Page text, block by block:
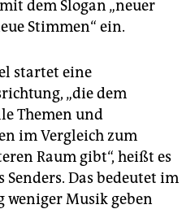
dem Slogan „neuer
Stimmen“ ein.
startet eine
„die dem
Themen und
im Vergleich zum
Raum gibt“, heißt es
Das bedeutet im
weniger Musik geben